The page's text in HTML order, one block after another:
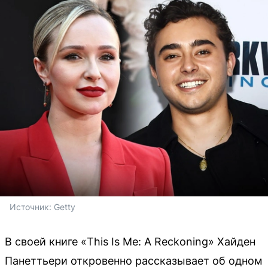
Источник: Getty
В своей книге «This Is Me: A Reckoning» Хайден
Панеттьери откровенно рассказывает об одном